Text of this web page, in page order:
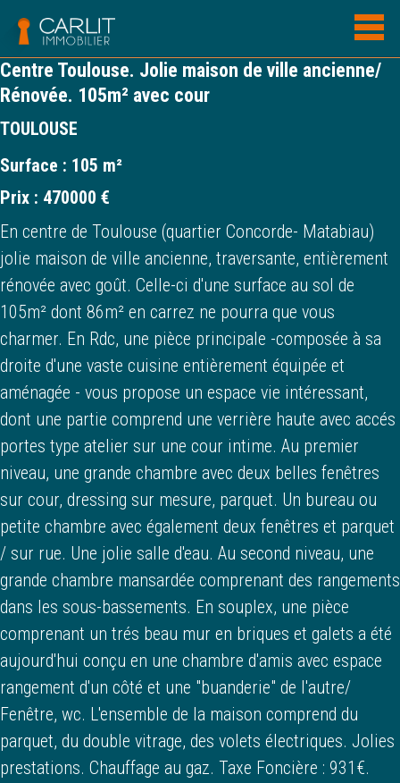
Centre Toulouse. Jolie maison de ville ancienne/
Rénovée. 105m² avec cour
TOULOUSE
Surface : 105 m²
Prix : 470000 €
En centre de Toulouse (quartier Concorde- Matabiau)
jolie maison de ville ancienne, traversante, entièrement
rénovée avec goût. Celle-ci d'une surface au sol de
105m² dont 86m² en carrez ne pourra que vous
charmer. En Rdc, une pièce principale -composée à sa
droite d'une vaste cuisine entièrement équipée et
aménagée - vous propose un espace vie intéressant,
dont une partie comprend une verrière haute avec accés
portes type atelier sur une cour intime. Au premier
niveau, une grande chambre avec deux belles fenêtres
sur cour, dressing sur mesure, parquet. Un bureau ou
petite chambre avec également deux fenêtres et parquet
/ sur rue. Une jolie salle d'eau. Au second niveau, une
grande chambre mansardée comprenant des rangements
dans les sous-bassements. En souplex, une pièce
comprenant un trés beau mur en briques et galets a été
aujourd'hui conçu en une chambre d'amis avec espace
rangement d'un côté et une "buanderie" de l'autre/
Fenêtre, wc. L'ensemble de la maison comprend du
parquet, du double vitrage, des volets électriques. Jolies
prestations. Chauffage au gaz. Taxe Foncière : 931€.